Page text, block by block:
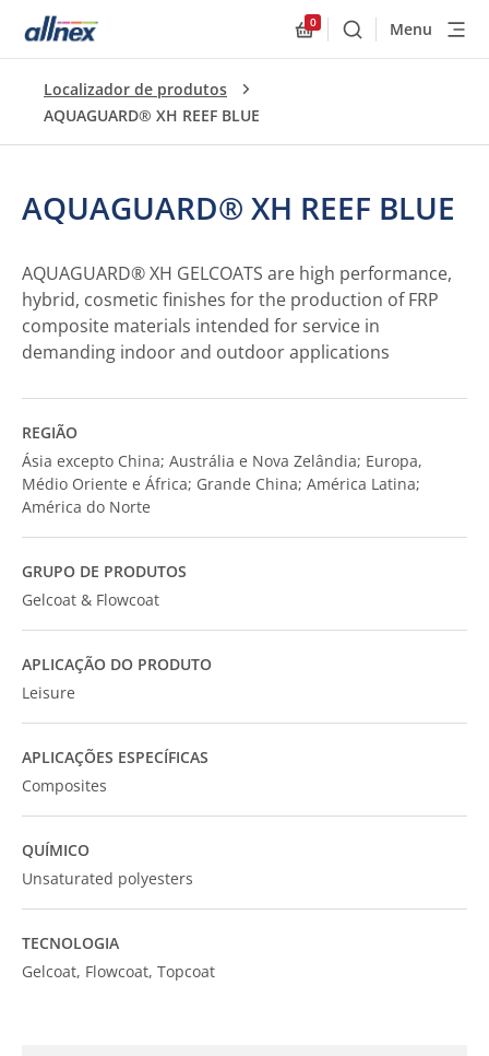
0
BuscarMenu
Localizador de produtos
AQUAGUARD® XH REEF BLUE
AQUAGUARD® XH REEF BLUE
AQUAGUARD® XH GELCOATS are high performance,
hybrid, cosmetic finishes for the production of FRP
composite materials intended for service in
demanding indoor and outdoor applications
REGIÃO
Ásia excepto China; Austrália e Nova Zelândia; Europa,
Médio Oriente e África; Grande China; América Latina;
América do Norte
GRUPO DE PRODUTOS
Gelcoat & Flowcoat
APLICAÇÃO DO PRODUTO
Leisure
APLICAÇÕES ESPECÍFICAS
Composites
QUÍMICO
Unsaturated polyesters
TECNOLOGIA
Gelcoat, Flowcoat, Topcoat